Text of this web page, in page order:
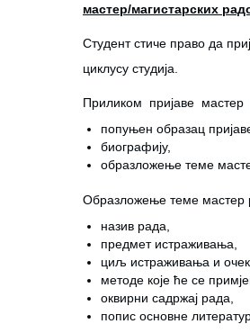
мастер/магистарских
Студент стиче право да
циклусу студија.
Приликом пријаве мастер
попуњен образац
биографију,
образложење теме
Образложење теме мастер
назив рада,
предмет истраживања,
циљ истраживања и
методе које ће се
оквирни садржај рада,
попис основне